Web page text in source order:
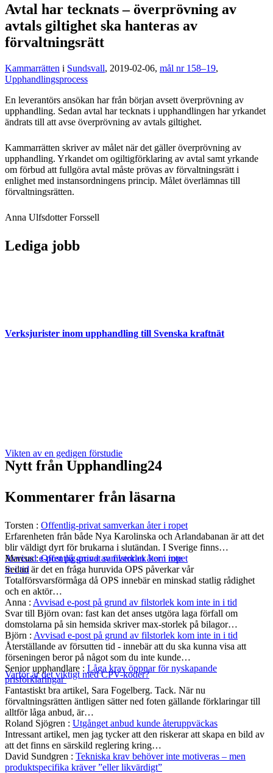
Avtal har tecknats – överprövning av
avtals giltighet ska hanteras av
förvaltningsrätt
Kammarrätten i Sundsvall, 2019-02-06, mål nr 158–19,
Upphandlingsprocess
En leverantörs ansökan har från början avsett överprövning av
upphandling. Sedan avtal har tecknats i upphandlingen har yrkandet
ändrats till att avse överprövning av avtals giltighet.
Kammarrätten skriver av målet när det gäller överprövning av
upphandling. Yrkandet om ogiltigförklaring av avtal samt yrkande
om förbud att fullgöra avtal måste prövas av förvaltningsrätt i
enlighet med instansordningens princip. Målet överlämnas till
förvaltningsrätten.
Anna Ulfsdotter Forssell
Lediga jobb
Verksjurister inom upphandling till Svenska kraftnät
Vikten av en gedigen förstudie
Avvisad e-post på grund av filstorlek kom inte
in i tid
Varför är det viktigt med CPV-koder?
Nytt från Upphandling24
Kommentarer från läsarna
Torsten : Offentlig-privat samverkan åter i ropet
Erfarenheten från både Nya Karolinska och Arlandabanan är att det
blir väldigt dyrt för brukarna i slutändan. I Sverige finns…
Marcus:Offentlig-privat samverkan åter i ropet
Sedan är det en fråga huruvida OPS påverkar vår
Totalförsvarsförmåga då OPS innebär en minskad statlig rådighet
och en aktör…
Anna : Avvisad e-post på grund av filstorlek kom inte in i tid
Svar till Björn ovan: fast kan det anses utgöra laga förfall om
domstolarna på sin hemsida skriver max-storlek på bilagor…
Björn : Avvisad e-post på grund av filstorlek kom inte in i tid
Återställande av försutten tid - innebär att du ska kunna visa att
förseningen beror på något som du inte kunde…
Senior upphandlare : Låga krav öppnar för nyskapande
prisförklaringar
Fantastiskt bra artikel, Sara Fogelberg. Tack. När nu
förvaltningsrätten äntligen sätter ned foten gällande förklaringar till
alltför låga anbud, är…
Roland Sjögren : Utgånget anbud kunde återuppväckas
Intressant artikel, men jag tycker att den riskerar att skapa en bild av
att det finns en särskild reglering kring…
David Sundgren : Tekniska krav behöver inte motiveras – men
produktspecifika kräver ”eller likvärdigt”